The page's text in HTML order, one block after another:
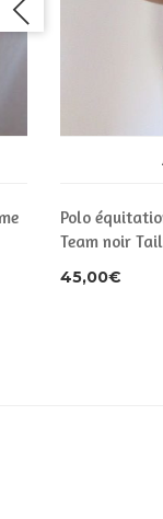
Polo
Team noir
45,00€